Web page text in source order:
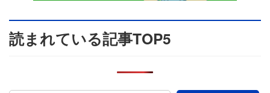
読まれている記事TOP5